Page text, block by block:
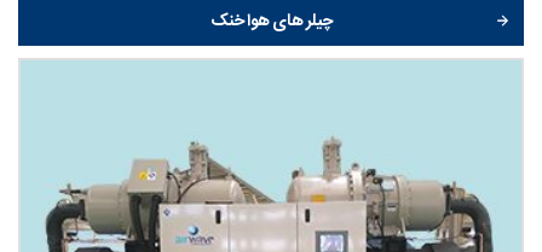
چیلر های هوا خنک